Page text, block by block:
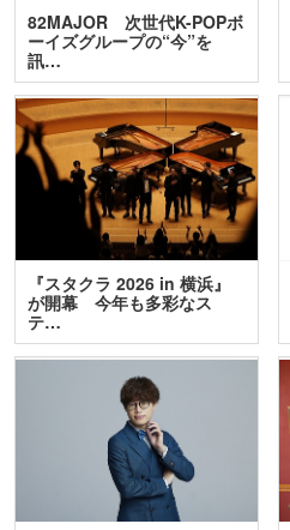
82MAJOR 次世代K-POPボ
ーイズグループの“今”を
訊…
『スタクラ 2026 in 横浜』
が開幕 今年も多彩なス
テ…